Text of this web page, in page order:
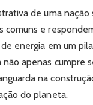
de uma
comuns e
energia em um
apenas cumpre
na
do planeta.